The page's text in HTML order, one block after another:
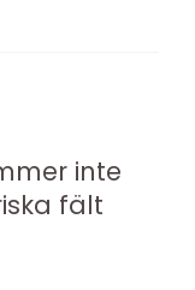
inte
fält